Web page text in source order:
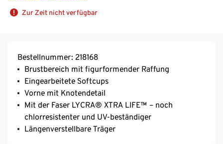
Zur Zeit nicht verfügbar
Bestellnummer: 218168
Brustbereich mit figurformender Raffung
Eingearbeitete Softcups
Vorne mit Knotendetail
Mit der Faser LYCRA® XTRA LIFE™ – noch
chlorresistenter und UV-beständiger
Längenverstellbare Träger